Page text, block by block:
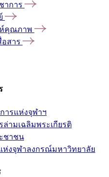
าการ
ห์คุณภาพ
อสาร
ารแห่งจุฬาฯ
ามเฉลิมพระเกียรติ
ชาชน
ห่งจุฬาลงกรณ์มหาวิทยาลัย